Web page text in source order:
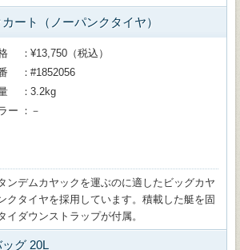
ート（ノーパンクタイヤ）
¥13,750（税込）
#1852056
3.2kg
ー
－
ンデムカヤックを運ぶのに適したビッグカヤ
クタイヤを採用しています。積載した艇を固
イダウンストラップが付属。
グ 20L